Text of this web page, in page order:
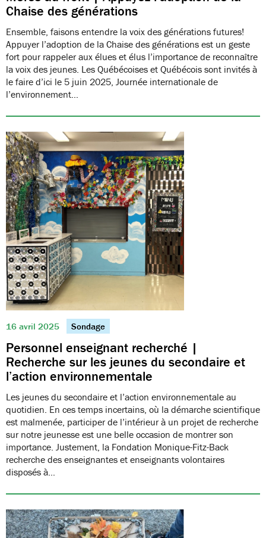
Chaise des générations
Ensemble, faisons entendre la voix des générations futures!
Appuyer l’adoption de la Chaise des générations est un geste
fort pour rappeler aux élues et élus l’importance de reconnaître
la voix des jeunes. Les Québécoises et Québécois sont invités à
le faire d’ici le 5 juin 2025, Journée internationale de
l’environnement…
16 avril 2025 Sondage
Personnel enseignant recherché |
Recherche sur les jeunes du secondaire et
l’action environnementale
Les jeunes du secondaire et l’action environnementale au
quotidien. En ces temps incertains, où la démarche scientifique
est malmenée, participer de l’intérieur à un projet de recherche
sur notre jeunesse est une belle occasion de montrer son
importance. Justement, la Fondation Monique-Fitz-Back
recherche des enseignantes et enseignants volontaires
disposés à…